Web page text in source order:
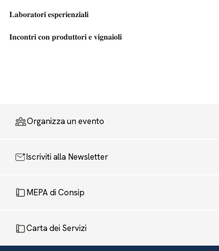
𝐋𝐚𝐛𝐨𝐫𝐚𝐭𝐨𝐫𝐢 𝐞𝐬𝐩𝐞𝐫𝐢𝐞𝐧𝐳𝐢𝐚𝐥𝐢
𝐈𝐧𝐜𝐨𝐧𝐭𝐫𝐢 𝐜𝐨𝐧 𝐩𝐫𝐨𝐝𝐮𝐭𝐭𝐨𝐫𝐢 𝐞 𝐯𝐢𝐠𝐧𝐚𝐢𝐨𝐥𝐢
Organizza un evento
Iscriviti alla Newsletter
MEPA di Consip
Carta dei Servizi